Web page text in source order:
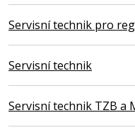
Servisní technik pro
Servisní technik
Servisní technik TZB a